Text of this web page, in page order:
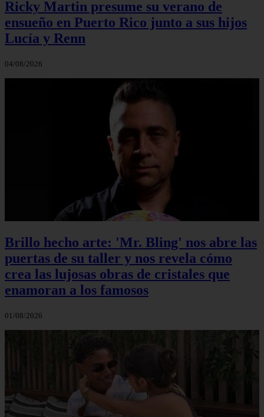
Ricky Martin presume su verano de
ensueño en Puerto Rico junto a sus hijos
Lucía y Renn
04/08/2026
Brillo hecho arte: 'Mr. Bling' nos abre las
puertas de su taller y nos revela cómo
crea las lujosas obras de cristales que
enamoran a los famosos
01/08/2026